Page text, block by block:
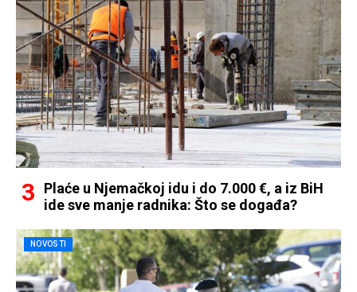
Plaće u Njemačkoj idu i do 7.000 €, a iz BiH
ide sve manje radnika: Što se događa?
NOVOSTI